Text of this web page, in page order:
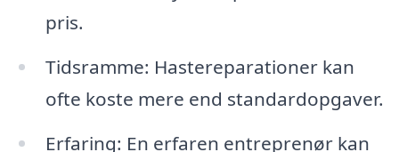
pris.
Tidsramme: Hastereparationer kan
ofte koste mere end standardopgaver.
Erfaring: En erfaren entreprenør kan